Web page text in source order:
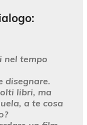
nel tempo
disegnare.
libri, ma
a te cosa